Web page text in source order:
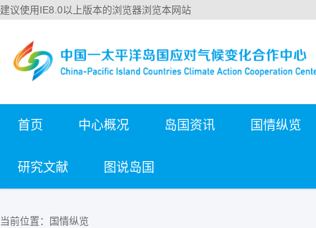
建议使用IE8.0以上版本的浏览器浏览本网站
首页 中心概况 岛国资讯 国情纵览
研究文献 图说岛国
当前位置： 国情纵览